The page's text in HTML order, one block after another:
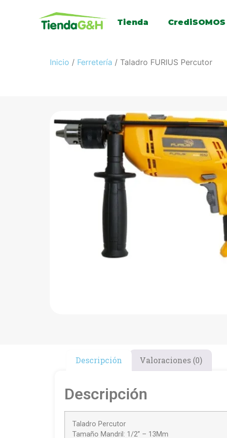
Tienda CrediSOMOS
Inicio / Ferretería / Taladro FURIUS Percutor
Descripción Valoraciones (0)
Descripción
Taladro Percutor
Tamaño Mandril: 1/2” – 13Mm